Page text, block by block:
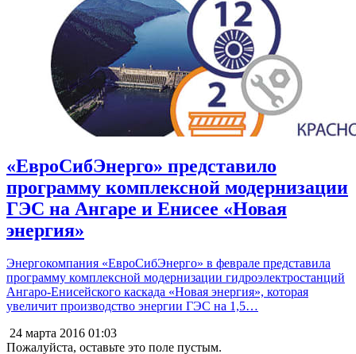
«ЕвроСибЭнерго» представило
программу комплексной модернизации
ГЭС на Ангаре и Енисее «Новая
энергия»
Энергокомпания «ЕвроСибЭнерго» в феврале представила
программу комплексной модернизации гидроэлектростанций
Ангаро-Енисейского каскада «Новая энергия», которая
увеличит производство энергии ГЭС на 1,5…
24 марта 2016 01:03
Пожалуйста, оставьте это поле пустым.